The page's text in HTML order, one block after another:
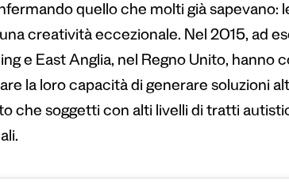
quello che molti già sapevano:
creatività eccezionale. Nel 2015, ad
e East Anglia, nel Regno Unito, hanno
la loro capacità di generare soluzioni
che soggetti con alti livelli di tratti